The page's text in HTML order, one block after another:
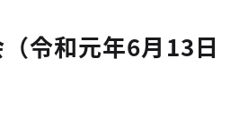
令和元年6月13日